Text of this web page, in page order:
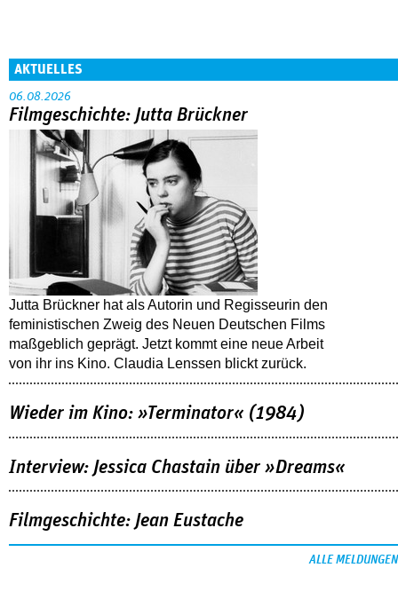
AKTUELLES
06.08.2026
Filmgeschichte: Jutta Brückner
Jutta Brückner hat als Autorin und Regisseurin den
feministischen Zweig des Neuen Deutschen Films
maßgeblich geprägt. Jetzt kommt eine neue Arbeit
von ihr ins Kino. Claudia Lenssen blickt zurück.
Wieder im Kino: »Terminator« (1984)
Interview: Jessica Chastain über »Dreams«
Filmgeschichte: Jean Eustache
ALLE MELDUNGEN